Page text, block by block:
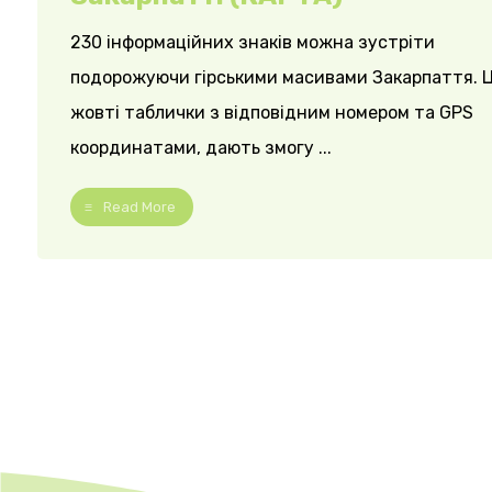
230 інформаційних знаків можна зустріти
подорожуючи гірськими масивами Закарпаття.
жовті таблички з відповідним номером та GPS
координатами, дають змогу ...
Read More